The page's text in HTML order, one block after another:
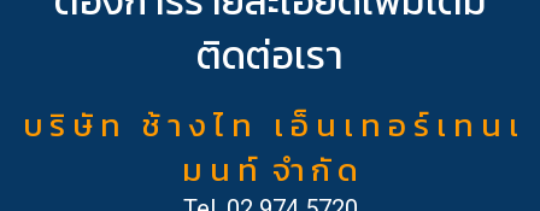
ติดต่อเรา
บ ริ ษั ท ช้ า ง ไ ท เ อ็ น เ ท อ ร์ เ ท น เ
ม น ท์ จำ กั ด